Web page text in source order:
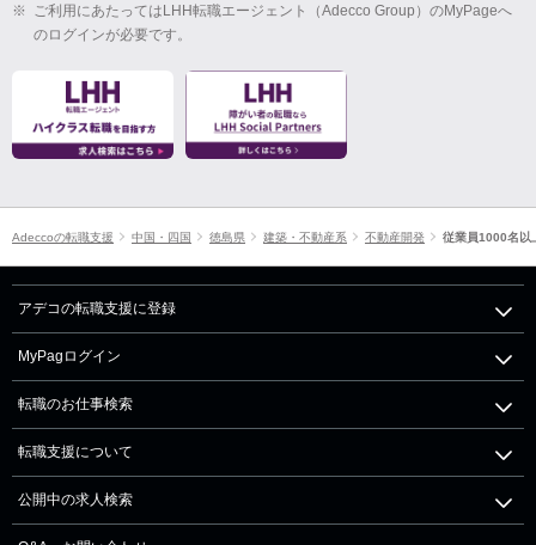
※ ご利用にあたってはLHH転職エージェント（Adecco Group）のMyPageへ
のログインが必要です。
Adeccoの転職支援 中国・四国 徳島県 建築・不動産系 不動産開発 従業員1000名以
アデコの転職支援に登録
MyPagログイン
転職のお仕事検索
転職支援について
公開中の求人検索